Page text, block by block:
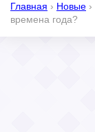
Главная › Новые ›
времена года?